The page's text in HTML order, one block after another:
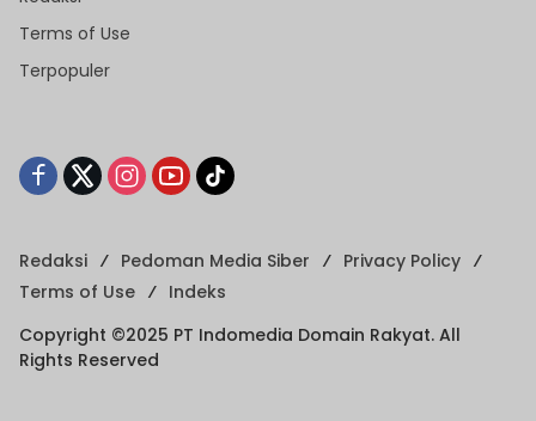
Terms of Use
Terpopuler
Redaksi Pedoman Media Siber
Privacy Policy
Terms of Use
Indeks
Copyright ©2025 PT Indomedia Domain Rakyat. All
Rights Reserved